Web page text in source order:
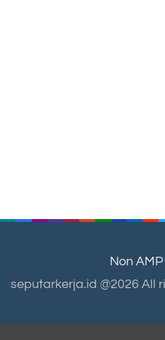
Non
seputarkerja.id @2026 All